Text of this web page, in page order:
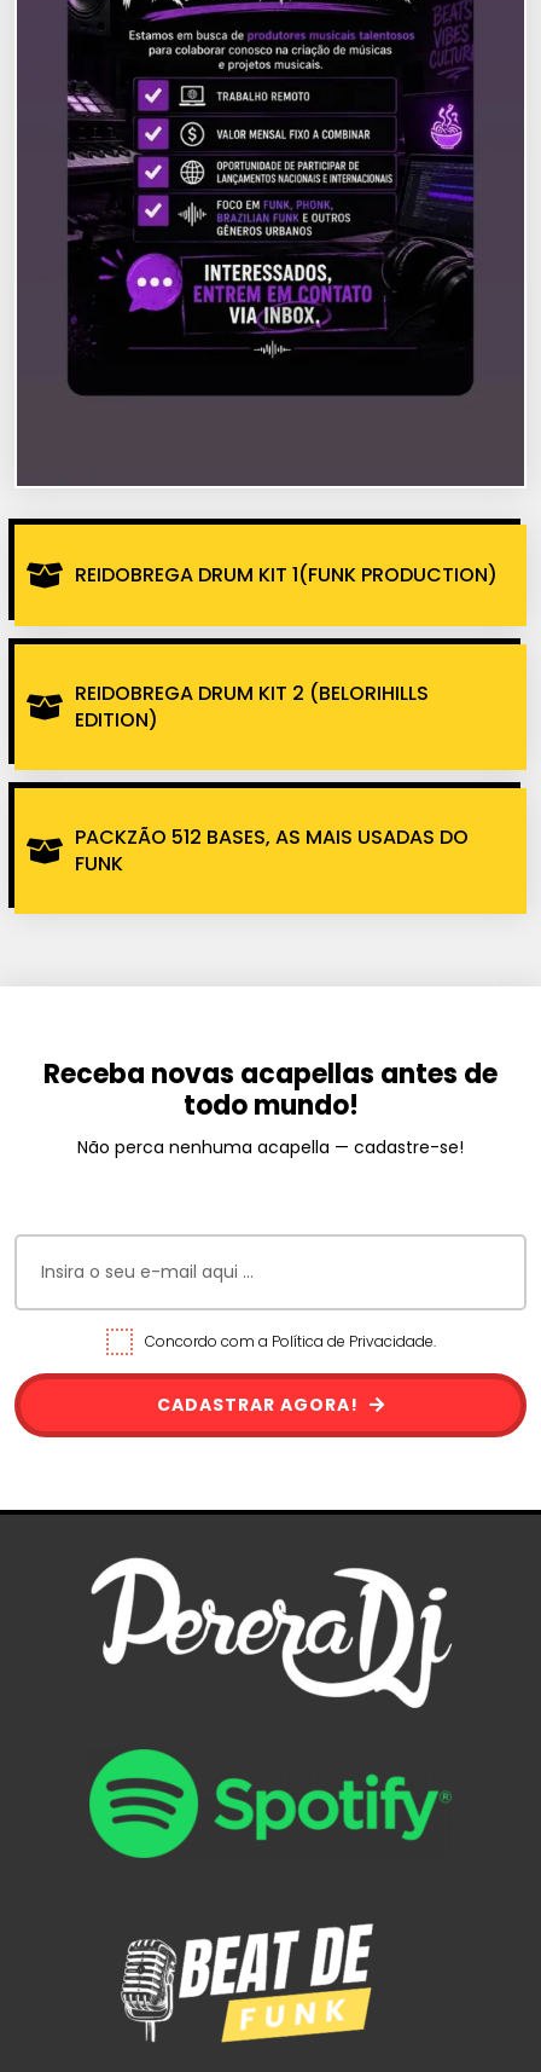
REIDOBREGA DRUM KIT 1(FUNK PRODUCTION)
REIDOBREGA DRUM KIT 2 (BELORIHILLS
EDITION)
PACKZÃO 512 BASES, AS MAIS USADAS DO
FUNK
Receba novas acapellas antes de
todo mundo!
Não perca nenhuma acapella — cadastre-se!
Concordo com a Política de Privacidade.
CADASTRAR AGORA!